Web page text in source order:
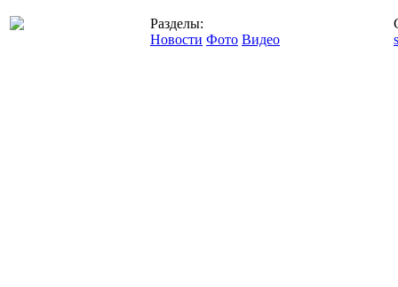
Разделы:
Новости Фото Видео